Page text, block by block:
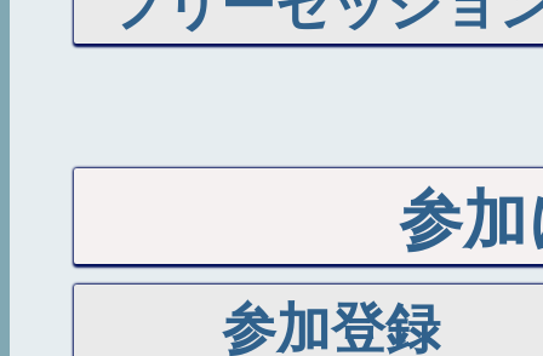
参
参加登録